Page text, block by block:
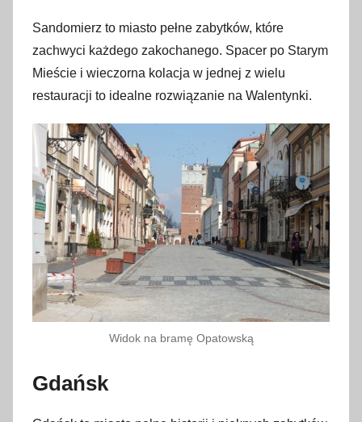
Sandomierz to miasto pełne zabytków, które
zachwyci każdego zakochanego. Spacer po Starym
Mieście i wieczorna kolacja w jednej z wielu
restauracji to idealne rozwiązanie na Walentynki.
Widok na bramę Opatowską
Gdańsk